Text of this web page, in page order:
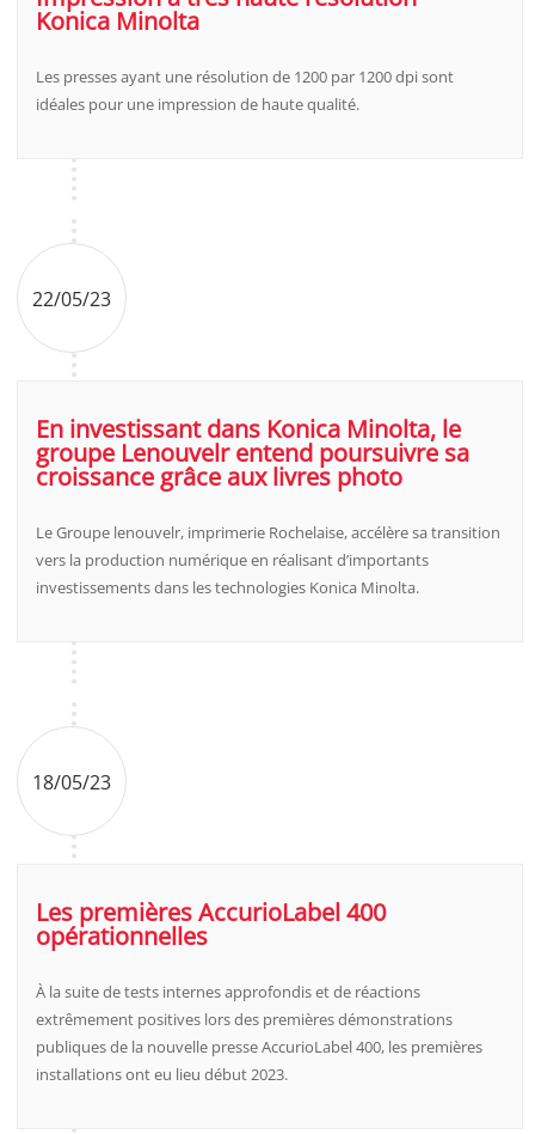
Konica Minolta
Les presses ayant une résolution de 1200 par 1200 dpi sont
idéales pour une impression de haute qualité.
22/05/23
En investissant dans Konica Minolta, le
groupe Lenouvelr entend poursuivre sa
croissance grâce aux livres photo
Le Groupe lenouvelr, imprimerie Rochelaise, accélère sa transition
vers la production numérique en réalisant d’importants
investissements dans les technologies Konica Minolta.
18/05/23
Les premières AccurioLabel 400
opérationnelles
À la suite de tests internes approfondis et de réactions
extrêmement positives lors des premières démonstrations
publiques de la nouvelle presse AccurioLabel 400, les premières
installations ont eu lieu début 2023.